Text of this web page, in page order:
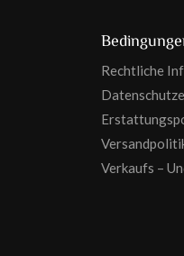
Rechtliche
Verkaufs –